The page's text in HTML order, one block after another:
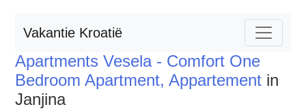
Vakantie Kroatië
Apartments Vesela - Comfort One
Bedroom Apartment, Appartement in
Janjina